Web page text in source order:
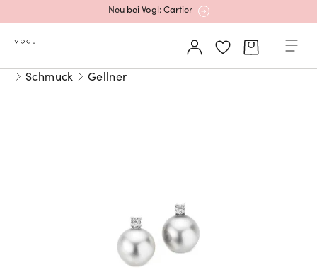
Neu bei Vogl: Cartier
Mehr erfahren: Ikonische Uhren von Cartier
Neu bei Vogl: Uhren von Grand Seiko
Schmuck Gellner